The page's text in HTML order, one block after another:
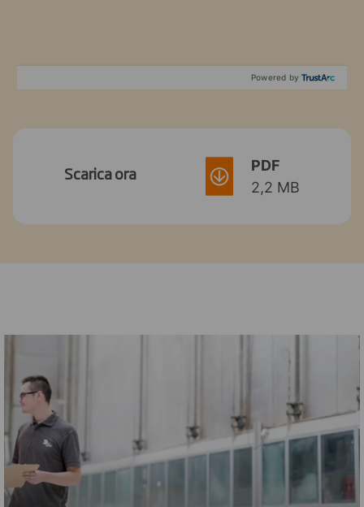
Powered by
Scarica ora
PDF
2,2 MB